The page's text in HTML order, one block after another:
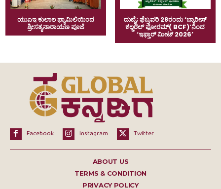
ಯುಎಇ ಕುಲಾಲ ಫ್ಯಾಮಿಲಿಯಿಂದ
ಶ್ರೀಸತ್ಯನಾರಾಯಣ ಪೂಜೆ
ದುಬೈ; ಫೆಬ್ರವರಿ 28ರಂದು ‘ಬ್ಯಾರೀಸ್
ಕಲ್ಚರಲ್ ಫೋರಮ್( BCF)’ನಿಂದ
‘ಇಫ್ತಾರ್ ಮೀಟ್ 2026’
Facebook Instagram Twitter
ABOUT US
TERMS & CONDITION
PRIVACY POLICY